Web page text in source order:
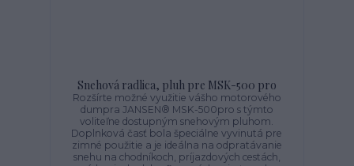
Snehová radlica, pluh pre MSK-500 pro
Rozšírte možné využitie vášho motorového
dumpra JANSEN® MSK-500pro s týmto
voliteľne dostupným snehovým pluhom.
Doplnková časť bola špeciálne vyvinutá pre
zimné použitie a je ideálna na odpratávanie
snehu na chodníkoch, príjazdových cestách,